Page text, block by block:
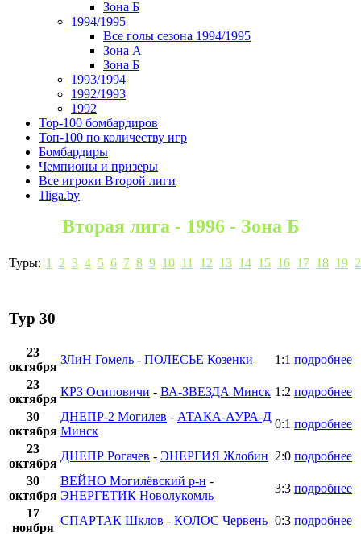
Зона Б
1994/1995
Все голы сезона 1994/1995
Зона А
Зона Б
1993/1994
1992/1993
1992
Top-100 бомбардиров
Топ-100 по количеству игр
Бомбардиры
Чемпионы и призеры
Все игроки Второй лиги
1liga.by
Вторая лига - 1996 - Зона Б
Туры: 1 2 3 4 5 6 7 8 9 10 11 12 13 14 15 16 17 18 19
Тур 30
23
октября
ЗЛиН Гомель - ПОЛЕСЬЕ Козенки 1:1 подробнее
23
октября
КРЗ Осиповичи - ВА-ЗВЕЗДА Минск 1:2 подробнее
30
октября
ДНЕПР-2 Могилев - АТАКА-АУРА-Д
Минск
0:1 подробнее
23
октября
ДНЕПР Рогачев - ЭНЕРГИЯ Жлобин 2:0 подробнее
30
октября
ВЕЙНО Могилёвский р-н -
ЭНЕРГЕТИК Новолукомль
3:3 подробнее
17
ноября
СПАРТАК Шклов - КОЛОС Червень 0:3 подробнее